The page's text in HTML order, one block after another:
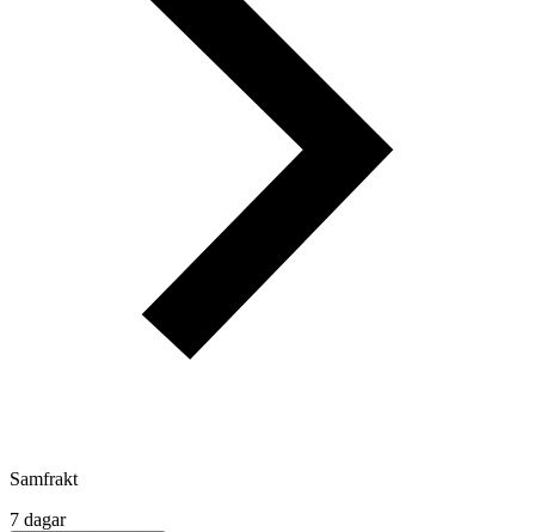
Samfrakt
7 dagar